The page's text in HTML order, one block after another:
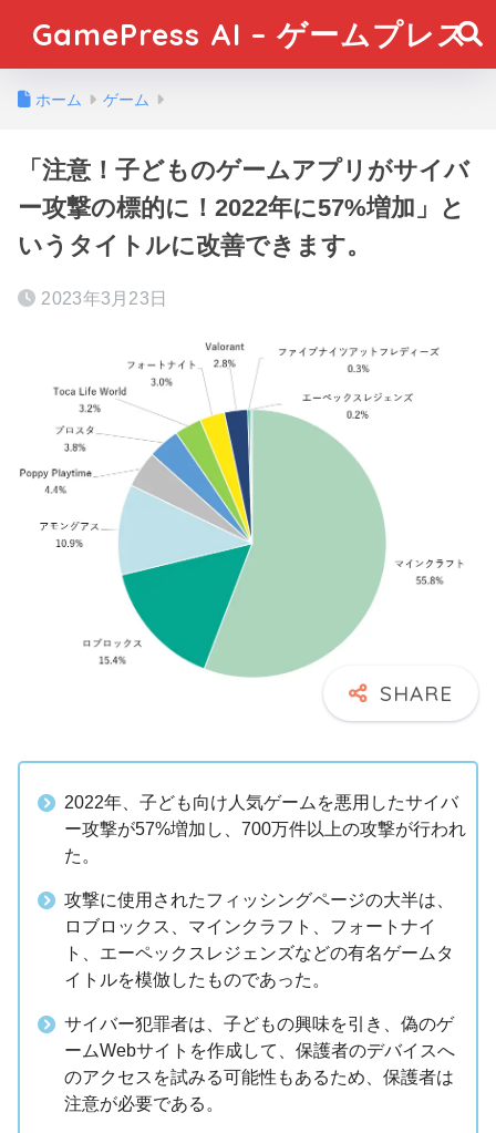
GamePress AI – ゲームプレス
ホーム ゲーム
「注意！子どものゲームアプリがサイバ
ー攻撃の標的に！2022年に57%増加」と
いうタイトルに改善できます。
2023年3月23日
2022年、子ども向け人気ゲームを悪用したサイバ
ー攻撃が57%増加し、700万件以上の攻撃が行われ
た。
攻撃に使用されたフィッシングページの大半は、
ロブロックス、マインクラフト、フォートナイ
ト、エーペックスレジェンズなどの有名ゲームタ
イトルを模倣したものであった。
サイバー犯罪者は、子どもの興味を引き、偽のゲ
ームWebサイトを作成して、保護者のデバイスへ
のアクセスを試みる可能性もあるため、保護者は
注意が必要である。